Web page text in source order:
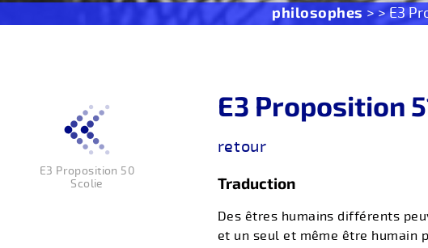
philosophes > > E3
E3 Proposition 50
Scolie
E3 Proposition
retour
Traduction
Des êtres humains différents
et un seul et même être humain